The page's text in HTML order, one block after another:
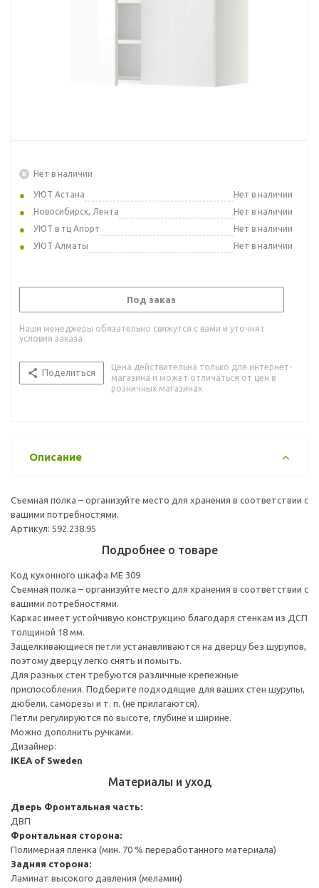
Нет в наличии
УЮТ Астана
Нет в наличии
Новосибирск, Лента
Нет в наличии
УЮТ в тц Апорт
Нет в наличии
УЮТ Алматы
Нет в наличии
Под заказ
Наши менеджеры обязательно свяжутся с вами и уточнят
условия заказа
Поделиться
Цена действительна только для интернет-
магазина и может отличаться от цен в
розничных магазинах
Описание
Съемная полка – организуйте место для хранения в соответствии с
вашими потребностями.
Артикул: 592.238.95
Подробнее о товаре
Код кухонного шкафа ME 309
Съемная полка – организуйте место для хранения в соответствии с
вашими потребностями.
Каркас имеет устойчивую конструкцию благодаря стенкам из ДСП
толщиной 18 мм.
Защелкивающиеся петли устанавливаются на дверцу без шурупов,
поэтому дверцу легко снять и помыть.
Для разных стен требуются различные крепежные
приспособления. Подберите подходящие для ваших стен шурупы,
дюбели, саморезы и т. п. (не прилагаются).
Петли регулируются по высоте, глубине и ширине.
Можно дополнить ручками.
Дизайнер:
IKEA of Sweden
Материалы и уход
Дверь Фронтальная часть:
ДВП
Фронтальная сторона:
Полимерная пленка (мин. 70 % переработанного материала)
Задняя сторона:
Ламинат высокого давления (меламин)